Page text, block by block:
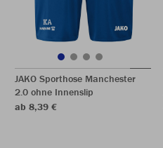
JAKO Sporthose Manchester
2.0 ohne Innenslip
ab 8,39 €